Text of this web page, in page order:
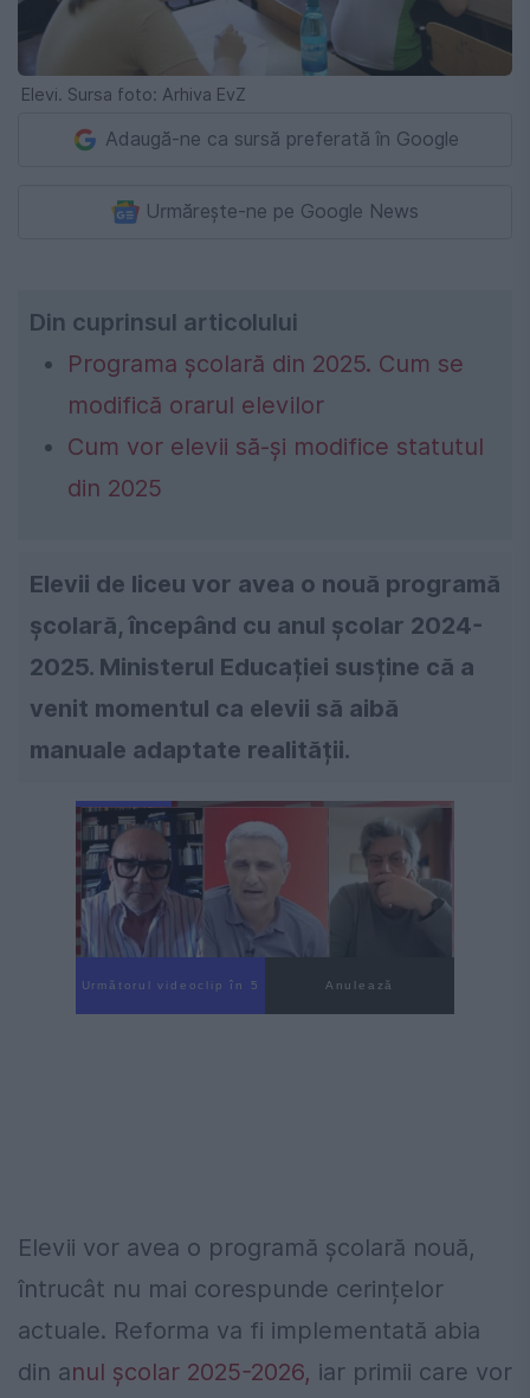
Elevi. Sursa foto: Arhiva EvZ
Adaugă-ne ca sursă preferată în Google
Urmărește-ne pe Google News
Din cuprinsul articolului
Programa școlară din 2025. Cum se
modifică orarul elevilor
Cum vor elevii să-și modifice statutul
din 2025
Elevii de liceu vor avea o nouă programă
școlară, începând cu anul școlar 2024-
2025. Ministerul Educației susține că a
venit momentul ca elevii să aibă
manuale adaptate realității.
Următorul videoclip în 4 Anulează
Elevii vor avea o programă școlară nouă,
întrucât nu mai corespunde cerințelor
actuale. Reforma va fi implementată abia
din anul școlar 2025-2026, iar primii care vor